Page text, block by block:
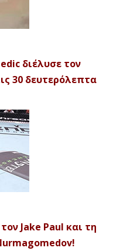
διέλυσε τον
30 δευτερόλεπτα
Jake Paul και τη